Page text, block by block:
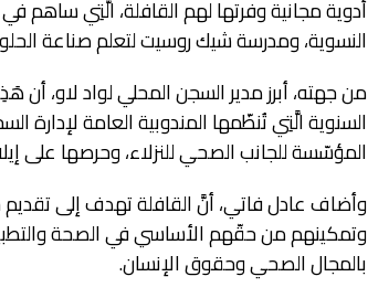
النسوية، ومدرسة شيك روسيت لتعلم صناعة
من جهته، أبرز مدير السجن المحلي لواد لاو، أن
السنوية الَّتِي تُنظّمها المندوبية العامة لإدارة
المؤسّسة للجانب الصحي للنزلاء، وحرصها على
وأضاف عادل فاتي، أنَّ القافلة تهدف إلى تقديم
وتمكينهم من حقّهم الأساسي في الصحة
بالمجال الصحي وحقوق الإنسان.